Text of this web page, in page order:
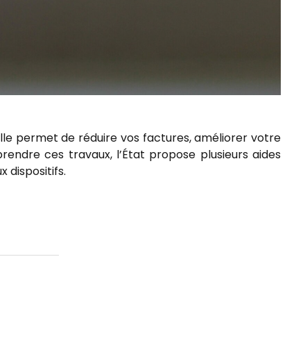
permet de réduire vos factures, améliorer votre
ces travaux, l’État propose plusieurs aides
dispositifs.